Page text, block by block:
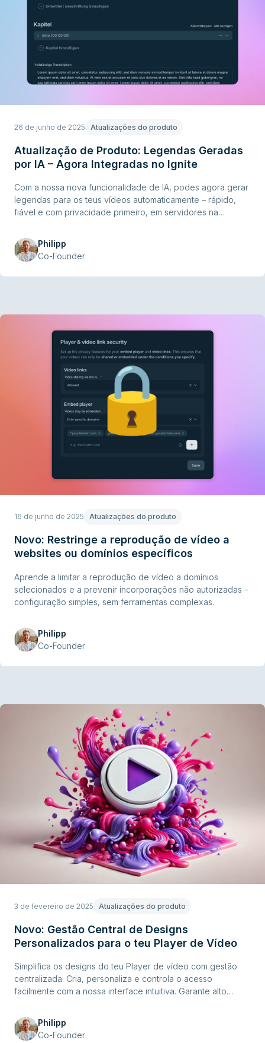
26 de junho de 2025 Atualizações do produto
Atualização de Produto: Legendas Geradas
por IA – Agora Integradas no Ignite
Com a nossa nova funcionalidade de IA, podes agora gerar
legendas para os teus vídeos automaticamente – rápido,
fiável e com privacidade primeiro, em servidores na
ferramenta – escolhe o teu vídeo, seleciona um idioma, clica
em iniciar e está feito.
Philipp
Co-Founder
16 de junho de 2025 Atualizações do produto
Novo: Restringe a reprodução de vídeo a
websites ou domínios específicos
Aprende a limitar a reprodução de vídeo a domínios
selecionados e a prevenir incorporações não autorizadas –
configuração simples, sem ferramentas complexas.
Philipp
Co-Founder
3 de fevereiro de 2025 Atualizações do produto
Novo: Gestão Central de Designs
Personalizados para o teu Player de Vídeo
Simplifica os designs do teu Player de vídeo com gestão
centralizada. Cria, personaliza e controla o acesso
facilmente com a nossa interface intuitiva. Garante alto
contraste.
Philipp
Co-Founder